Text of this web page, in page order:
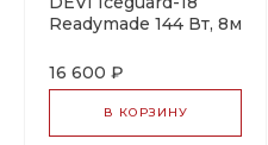
Readymade 144 Вт, 8м
греющий кабель
16 600 ₽
В КОРЗИНУ